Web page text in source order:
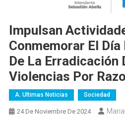
Impulsan
Conmemorar El
De La Erradicación
Violencias Por
A. Ultimas Noticias Sociedad
24 De Noviembre De 2024